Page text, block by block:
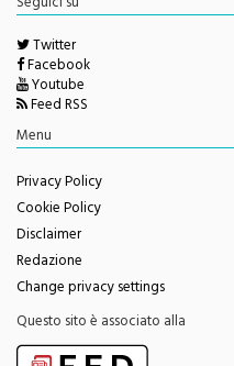
Seguici su
Twitter
Facebook
Youtube
Feed RSS
Privacy Policy
Cookie Policy
Disclaimer
Redazione
Change privacy settings
Questo sito è associato alla